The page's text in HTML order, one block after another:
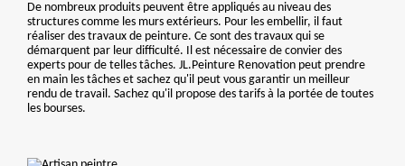
De nombreux produits peuvent être appliqués au niveau des
structures comme les murs extérieurs. Pour les embellir, il faut
réaliser des travaux de peinture. Ce sont des travaux qui se
démarquent par leur difficulté. Il est nécessaire de convier des
experts pour de telles tâches. JL.Peinture Renovation peut prendre
en main les tâches et sachez qu'il peut vous garantir un meilleur
rendu de travail. Sachez qu'il propose des tarifs à la portée de toutes
les bourses.